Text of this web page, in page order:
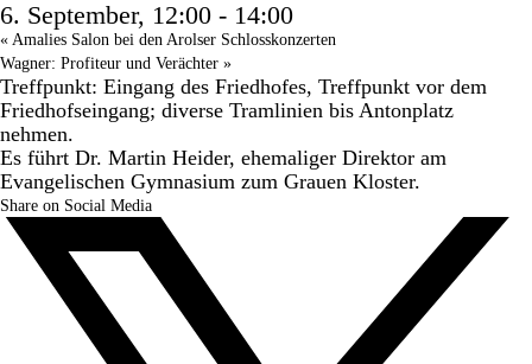
6. September, 12:00 - 14:00
« Amalies Salon bei den Arolser Schlosskonzerten
Wagner: Profiteur und Verächter »
Treffpunkt: Eingang des Friedhofes, Treffpunkt vor dem
Friedhofseingang; diverse Tramlinien bis Antonplatz
nehmen.
Es führt Dr. Martin Heider, ehemaliger Direktor am
Evangelischen Gymnasium zum Grauen Kloster.
Share on Social Media